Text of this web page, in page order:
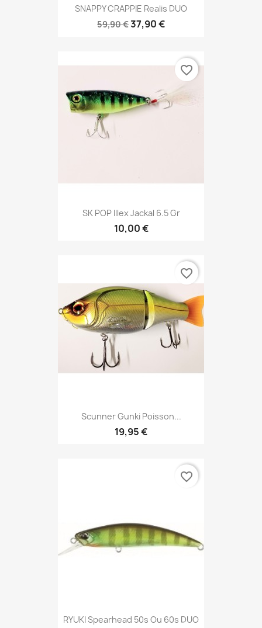
SNAPPY CRAPPIE Realis DUO
59,90 €37,90 €
SK POP Illex Jackal 6.5 Gr
10,00 €
favorite_border
Scunner Gunki Poisson...
19,95 €
favorite_border
RYUKI Spearhead 50s Ou 60s DUO
favorite_border